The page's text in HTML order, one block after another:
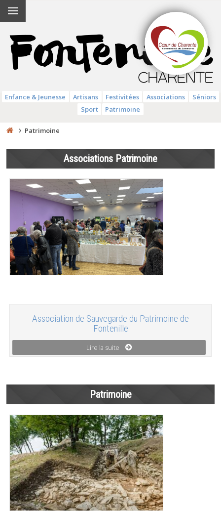
Enfance & Jeunesse Artisans Festivitées Associations
Séniors
Sport
Patrimoine
Patrimoine
Associations Patrimoine
Association de Sauvegarde du Patrimoine de
Fontenille
Lire la suite
Patrimoine